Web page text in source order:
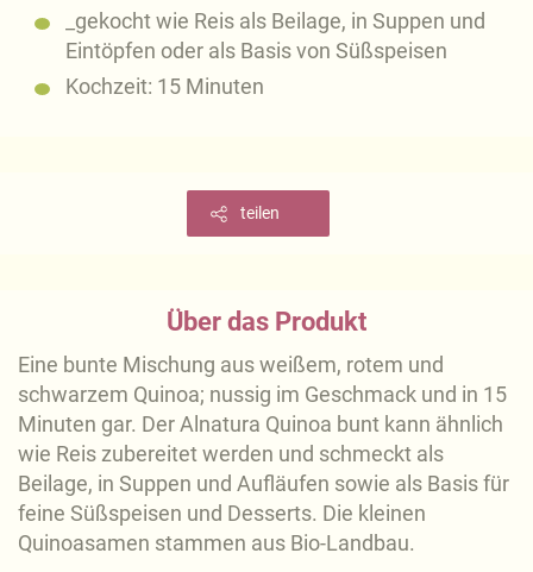
_gekocht wie Reis als Beilage, in Suppen und
Eintöpfen oder als Basis von Süßspeisen
Kochzeit: 15 Minuten
teilen
Über das Produkt
Eine bunte Mischung aus weißem, rotem und
schwarzem Quinoa; nussig im Geschmack und in 15
Minuten gar. Der Alnatura Quinoa bunt kann ähnlich
wie Reis zubereitet werden und schmeckt als
Beilage, in Suppen und Aufläufen sowie als Basis für
feine Süßspeisen und Desserts. Die kleinen
Quinoasamen stammen aus Bio-Landbau.